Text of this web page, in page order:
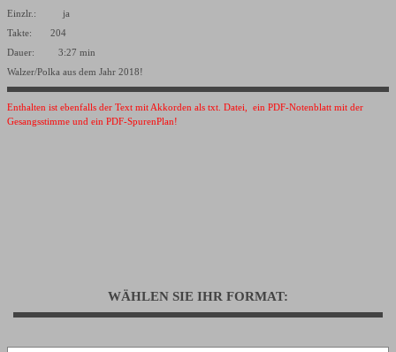
Einzlr.: ja
Takte: 204
Dauer: 3:27 min
Walzer/Polka aus dem Jahr 2018!
Enthalten ist ebenfalls der Text mit Akkorden als txt. Datei, ein PDF-Notenblatt mit der
Gesangsstimme und ein PDF-SpurenPlan!
WÄHLEN SIE IHR FORMAT: